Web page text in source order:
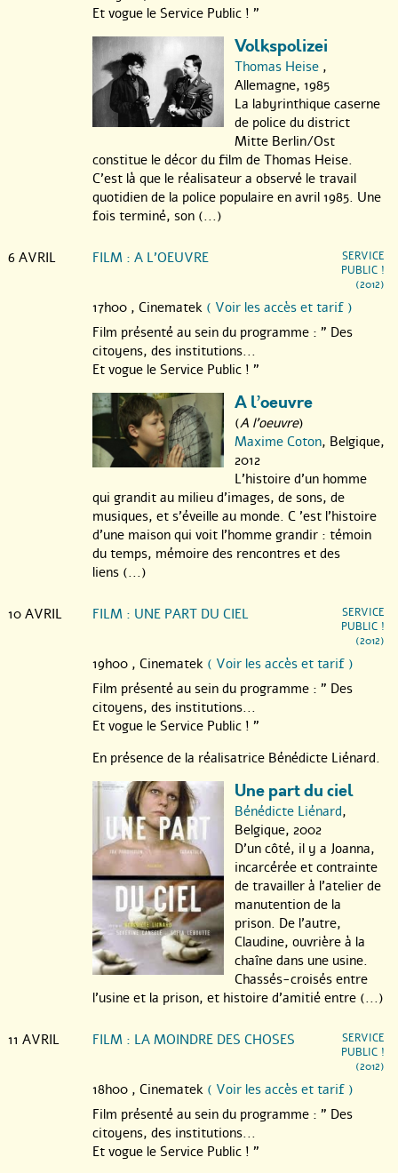
Et vogue le Service Public ! "
Volkspolizei
Thomas Heise ,
Allemagne, 1985
La labyrinthique caserne
de police du district
Mitte Berlin/Ost
constitue le décor du film de Thomas Heise.
C’est là que le réalisateur a observé le travail
quotidien de la police populaire en avril 1985. Une
fois terminé, son (...)
6 AVRIL FILM : A L’OEUVRE
SERVICE
PUBLIC !
(2012)
17h00 , Cinematek ( Voir les accès et tarif )
Film présenté au sein du programme : " Des
citoyens, des institutions...
Et vogue le Service Public ! "
A l’oeuvre
(A l'oeuvre)
Maxime Coton, Belgique,
2012
L’histoire d’un homme
qui grandit au milieu d’images, de sons, de
musiques, et s’éveille au monde. C ’est l’histoire
d’une maison qui voit l’homme grandir : témoin
du temps, mémoire des rencontres et des
liens (...)
10 AVRIL FILM : UNE PART DU CIEL
SERVICE
PUBLIC !
(2012)
19h00 , Cinematek ( Voir les accès et tarif )
Film présenté au sein du programme : " Des
citoyens, des institutions...
Et vogue le Service Public ! "
En présence de la réalisatrice Bénédicte Liénard.
Une part du ciel
Bénédicte Liénard,
Belgique, 2002
D’un côté, il y a Joanna,
incarcérée et contrainte
de travailler à l’atelier de
manutention de la
prison. De l’autre,
Claudine, ouvrière à la
chaîne dans une usine.
Chassés-croisés entre
l’usine et la prison, et histoire d’amitié entre (...)
11 AVRIL FILM : LA MOINDRE DES CHOSES
SERVICE
PUBLIC !
(2012)
18h00 , Cinematek ( Voir les accès et tarif )
Film présenté au sein du programme : " Des
citoyens, des institutions...
Et vogue le Service Public ! "